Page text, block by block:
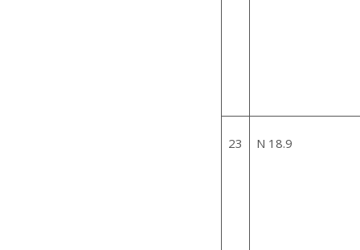
23 N 18.9